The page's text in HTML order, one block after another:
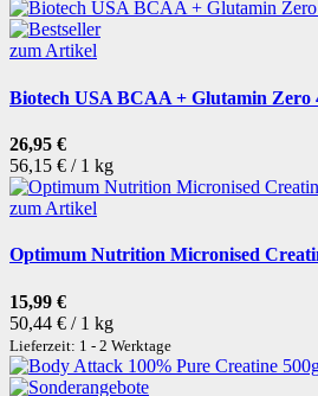
zum Artikel
Biotech USA BCAA + Glutamin Zero
26,95 €
56,15 € / 1 kg
zum Artikel
Optimum Nutrition Micronised
15,99 €
50,44 € / 1 kg
Lieferzeit: 1 - 2 Werktage